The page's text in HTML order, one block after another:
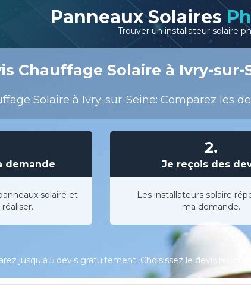
Panneaux Solaires
Trouver un installateur solaire
Chauffage Solaire à Ivry-
Solaire à Ivry-sur-Seine: Comparez les
demande
solaire et
2.
Je reçois des
Les installateurs solaire
ma demande.
jusqu'à 5 devis gratuitement. Choisissez le devis